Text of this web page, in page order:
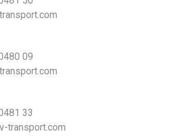
09
33
transport.com